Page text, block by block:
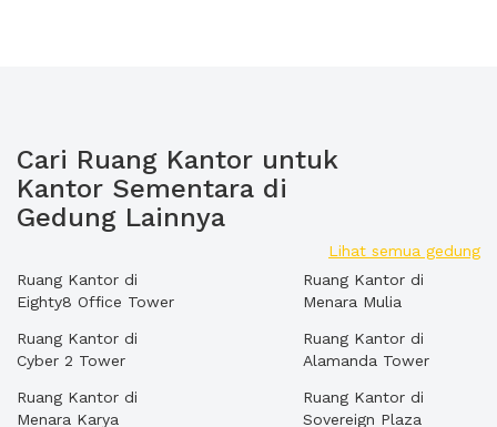
Cari Ruang Kantor untuk
Kantor Sementara di
Gedung Lainnya
Lihat semua gedung
Ruang Kantor di
Eighty8 Office Tower
Ruang Kantor di
Cyber 2 Tower
Ruang Kantor di
Menara Karya
Ruang Kantor di
Menara Mulia
Ruang Kantor di
Alamanda Tower
Ruang Kantor di
Sovereign Plaza